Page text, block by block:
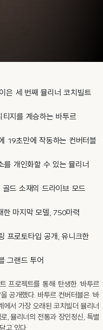
은 세 번째 뮬리너 코치빌트
지를 계승하는 바투르
19초만에 작동하는 컨버터블
를 개인화할 수 있는 뮬리너
드 소재의 드라이브 모드
마지막 모델, 750마력
프로토타입 공개, 유니크한
그랜드 투어
프로젝트를 통해 탄생한 ‘바투르
공개했다. 바투르 컨버터블은 ‘바
에서 가장 오래된 코치빌더 뮬리너
, 뮬리너의 전통과 장인정신, 특별
고 있다.